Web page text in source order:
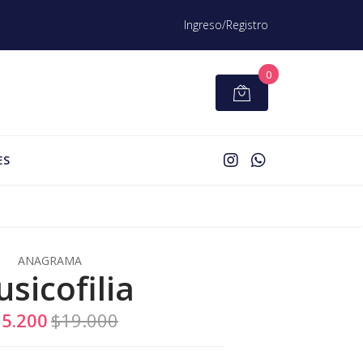
Ingreso/Registro
0
ANAGRAMA
$19.000